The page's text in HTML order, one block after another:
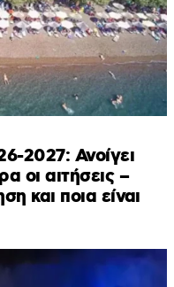
2027: Ανοίγει
οι αιτήσεις –
και ποια είναι